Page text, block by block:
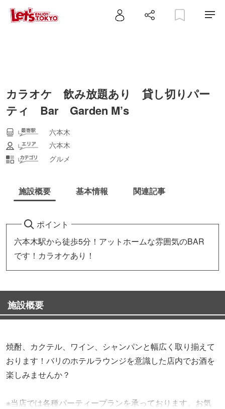
カラオケ 飲み放題あり 貸し切りパー
ティ Bar Garden M’s
六本木
六本木
グルメ
施設概要 基本情報 関連記事
ポイント
六本木駅から徒歩5分！アットホームな雰囲気のBAR
です！カラオケあり！
施設概要
焼酎、カクテル、ワイン、シャンパンと幅広く取り揃えて
おります！バリのホテルラウンジを意識した店内でお酒を
楽しみませんか？
※当店では各種パーティープランを承っております。お気